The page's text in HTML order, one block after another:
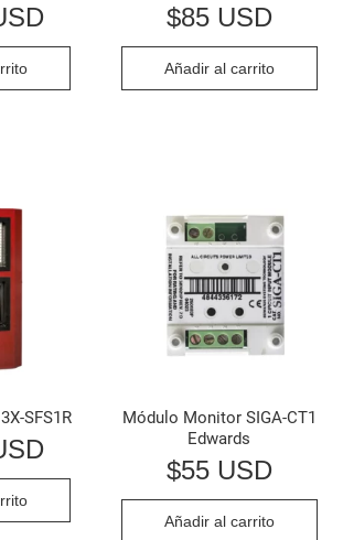
$85 USD
Añadir al carrito
SFS1R
Módulo Monitor SIGA-CT1
Edwards
$55 USD
Añadir al carrito